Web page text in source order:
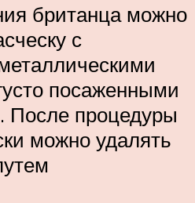
британца можно
с
посаженными
процедуры
можно удалять